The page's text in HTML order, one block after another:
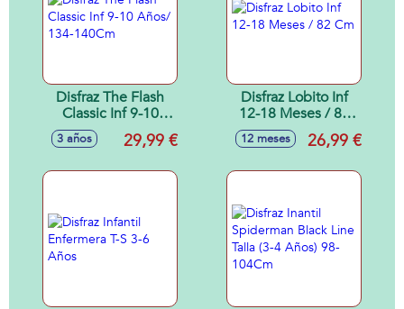
Disfraz The Flash
Classic Inf 9-10
Años/ 134-140Cm
3 años 29,99 €
Disfraz Lobito Inf
12-18 Meses / 82
Cm
12 meses 26,99 €